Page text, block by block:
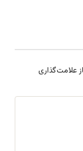
علامت‌گذاری